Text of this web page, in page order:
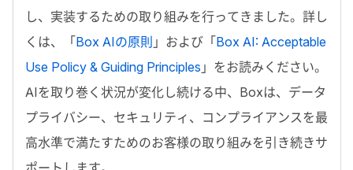
し、実装するための取り組みを行ってきました。詳し
くは、「Box AIの原則 」および「Box AI: Acceptable
Use Policy & Guiding Principles 」をお読みください。
AIを取り巻く状況が変化し続ける中、Boxは、データ
プライバシー、セキュリティ、コンプライアンスを最
高水準で満たすためのお客様の取り組みを引き続きサ